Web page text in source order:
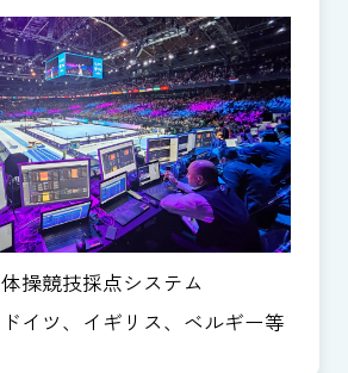
体操競技採点システム
ドイツ、イギリス、ベルギー等